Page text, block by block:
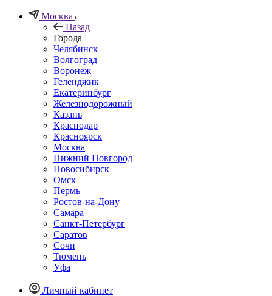
Москва
Назад
Города
Челябинск
Волгоград
Воронеж
Геленджик
Екатеринбург
Железнодорожный
Казань
Краснодар
Красноярск
Москва
Нижний Новгород
Новосибирск
Омск
Пермь
Ростов-на-Дону
Самара
Санкт-Петербург
Саратов
Сочи
Тюмень
Уфа
Личный кабинет